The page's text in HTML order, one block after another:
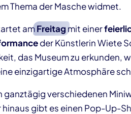
Thema der Masche widmet.
amFreitag mit einer
der Künstlerin Wiete
das Museum zu erkunden,
einzigartige Atmosphäre
ganztägig verschiedenen
gibt es einen Pop-Up-